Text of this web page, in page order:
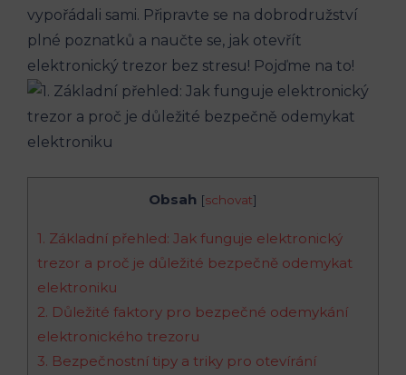
vypořádali sami. Připravte se na dobrodružství
plné poznatků a naučte se, jak otevřít
elektronický trezor bez stresu! Pojďme na to!
Obsah [schovat]
1. Základní přehled: Jak funguje elektronický
trezor a proč je důležité bezpečně odemykat
elektroniku
2. Důležité faktory pro bezpečné odemykání
elektronického trezoru
3. Bezpečnostní tipy a triky pro otevírání